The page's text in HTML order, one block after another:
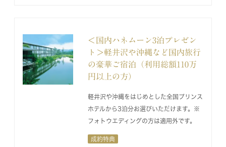
＜国内ハネムーン3泊プレゼン
ト＞軽井沢や沖縄など国内旅行
の豪華ご宿泊（利用総額110万
円以上の方）
軽井沢や沖縄をはじめとした全国プリンス
ホテルから3泊分お選びいただけます。※
フォトウエディングの方は適用外です。
成約特典